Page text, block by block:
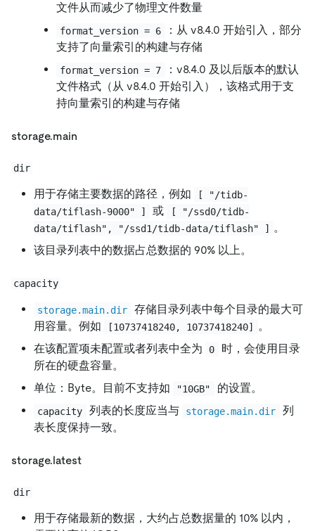
文件从而减少了物理文件数量
format_version = 6
：从 v8.4.0 开始引入，部分
支持了向量索引的构建与存储
format_version = 7
：v8.4.0 及以后版本的默认
文件格式（从 v8.4.0 开始引入），该格式用于支
持向量索引的构建与存储
storage.main
dir
用于存储主要数据的路径，例如
[ "/tidb-
data/tiflash-9000" ]
或
[ "/ssd0/tidb-
data/tiflash", "/ssd1/tidb-data/tiflash" ] 。
该目录列表中的数据占总数据的 90% 以上。
capacity
storage.main.dir
存储目录列表中每个目录的最大可
用容量。例如
[10737418240, 10737418240] 。
在该配置项未配置或者列表中全为
0
时，会使用目录
所在的硬盘容量。
单位：Byte。目前不支持如
"10GB" 的设置。
capacity 列表的长度应当与 storage.main.dir
列
表长度保持一致。
storage.latest
dir
用于存储最新的数据，大约占总数据量的 10% 以内，